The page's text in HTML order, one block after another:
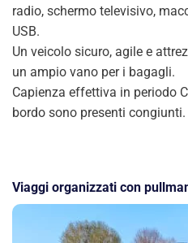
radio, schermo televisivo,
USB.
Un veicolo sicuro, agile e
un ampio vano per i bagagli.
Capienza effettiva in periodo
bordo sono presenti congiunti.
Viaggi organizzati con